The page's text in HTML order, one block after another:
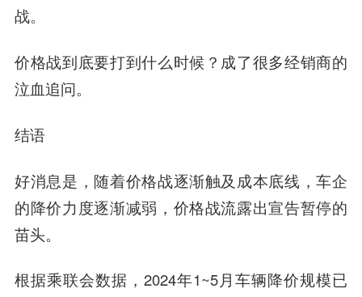
战。
价格战到底要打到什么时候？成了很多经销商的
泣血追问。
结语
好消息是，随着价格战逐渐触及成本底线，车企
的降价力度逐渐减弱，价格战流露出宣告暂停的
苗头。
根据乘联会数据，2024年1~5月车辆降价规模已